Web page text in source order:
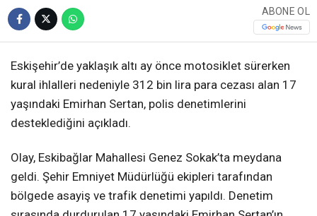
ABONE OL
Eskişehir’de yaklaşık altı ay önce motosiklet sürerken
kural ihlalleri nedeniyle 312 bin lira para cezası alan 17
yaşındaki Emirhan Sertan, polis denetimlerini
desteklediğini açıkladı.
Olay, Eskibağlar Mahallesi Genez Sokak’ta meydana
geldi. Şehir Emniyet Müdürlüğü ekipleri tarafından
bölgede asayiş ve trafik denetimi yapıldı. Denetim